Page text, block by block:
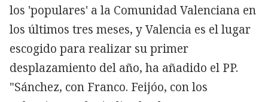
los 'populares' a la Comunidad Valenciana en
los últimos tres meses, y Valencia es el lugar
escogido para realizar su primer
desplazamiento del año, ha añadido el PP.
"Sánchez, con Franco. Feijóo, con los